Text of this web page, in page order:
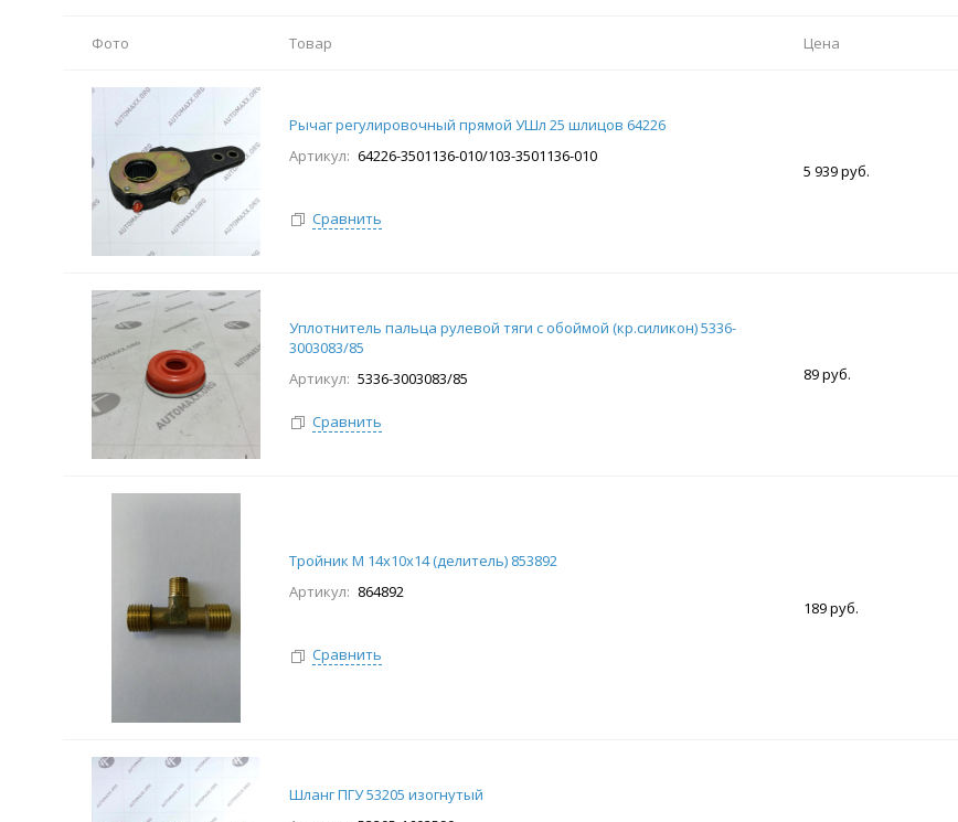
Фото Товар Цена
Рычаг регулировочный прямой УШл 25 шлицов 64226
Артикул: 64226-3501136-010/103-3501136-010
Сравнить
5 939 руб.
Уплотнитель пальца рулевой тяги с обоймой (кр.силикон) 5336-
3003083/85
Артикул: 5336-3003083/85
Сравнить
89 руб.
Тройник М 14х10х14 (делитель) 853892
Артикул: 864892
Сравнить
189 руб.
Шланг ПГУ 53205 изогнутый